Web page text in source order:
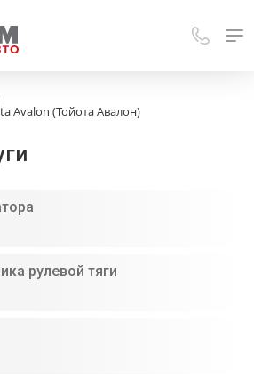
Avalon (Тойота Авалон)
рулевой тяги